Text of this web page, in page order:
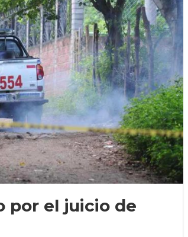
por el juicio de